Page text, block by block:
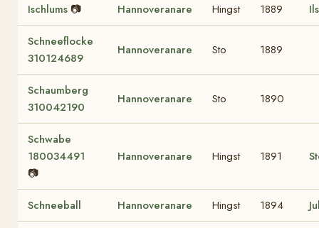
Ischlums 📷 Hannoveranare Hingst 1889
Schneeflocke
310124689
Hannoveranare Sto 1889
Schaumberg
310042190
Hannoveranare Sto 1890
Schwabe
180034491
📷
Hannoveranare Hingst 1891
Schneeball Hannoveranare Hingst 1894